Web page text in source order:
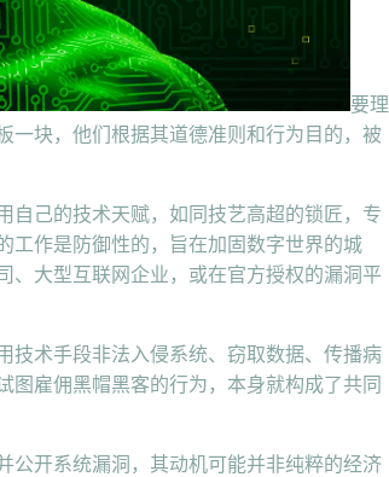
要理
一块，他们根据其道德准则和行为目的，被
自己的技术天赋，如同技艺高超的锁匠，专
工作是防御性的，旨在加固数字世界的城
、大型互联网企业，或在官方授权的漏洞平
技术手段非法入侵系统、窃取数据、传播病
雇佣黑帽黑客的行为，本身就构成了共同
公开系统漏洞，其动机可能并非纯粹的经济